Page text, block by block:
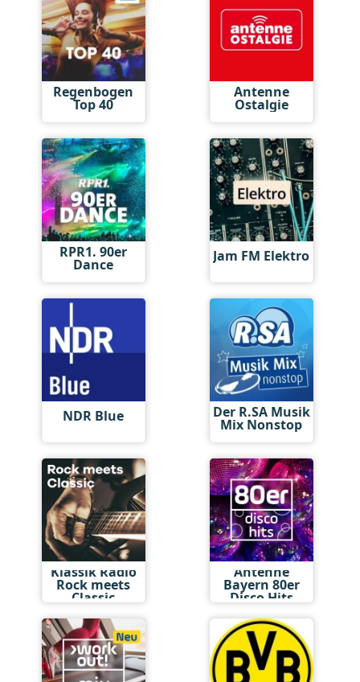
Regenbogen
Top 40
Antenne
Ostalgie
RPR1. 90er
Dance Jam FM Elektro
NDR Blue Der R.SA Musik
Mix Nonstop
Klassik Radio
Rock meets
Classic
Antenne
Bayern 80er
Disco Hits